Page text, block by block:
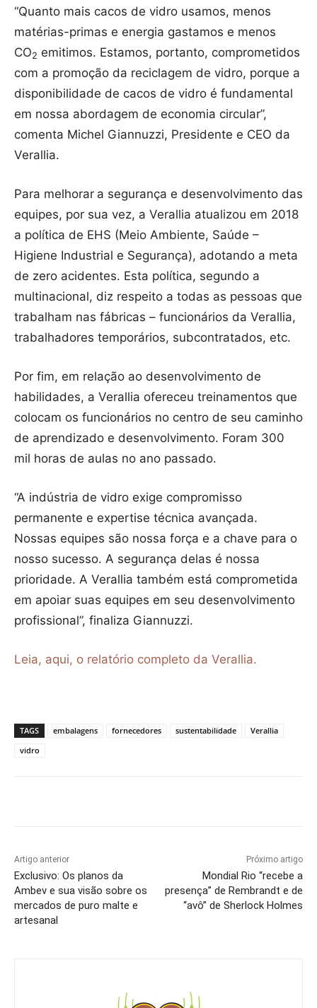
“Quanto mais cacos de vidro usamos, menos
matérias-primas e energia gastamos e menos
CO2 emitimos. Estamos, portanto, comprometidos
com a promoção da reciclagem de vidro, porque a
disponibilidade de cacos de vidro é fundamental
em nossa abordagem de economia circular”,
comenta Michel Giannuzzi, Presidente e CEO da
Verallia.
Para melhorar a segurança e desenvolvimento das
equipes, por sua vez, a Verallia atualizou em 2018
a política de EHS (Meio Ambiente, Saúde –
Higiene Industrial e Segurança), adotando a meta
de zero acidentes. Esta política, segundo a
multinacional, diz respeito a todas as pessoas que
trabalham nas fábricas – funcionários da Verallia,
trabalhadores temporários, subcontratados, etc.
Por fim, em relação ao desenvolvimento de
habilidades, a Verallia ofereceu treinamentos que
colocam os funcionários no centro de seu caminho
de aprendizado e desenvolvimento. Foram 300
mil horas de aulas no ano passado.
“A indústria de vidro exige compromisso
permanente e expertise técnica avançada.
Nossas equipes são nossa força e a chave para o
nosso sucesso. A segurança delas é nossa
prioridade. A Verallia também está comprometida
em apoiar suas equipes em seu desenvolvimento
profissional”, finaliza Giannuzzi.
Leia, aqui, o relatório completo da Verallia.
TAGS embalagens fornecedores sustentabilidade
Verallia
vidro
Artigo anterior
Exclusivo: Os planos da
Ambev e sua visão sobre os
mercados de puro malte e
artesanal
Próximo artigo
Mondial Rio “recebe a
presença” de Rembrandt e de
“avô” de Sherlock Holmes